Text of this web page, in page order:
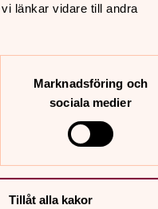
länkar vidare till andra
Marknadsföring och
sociala medier
Tillåt alla kakor